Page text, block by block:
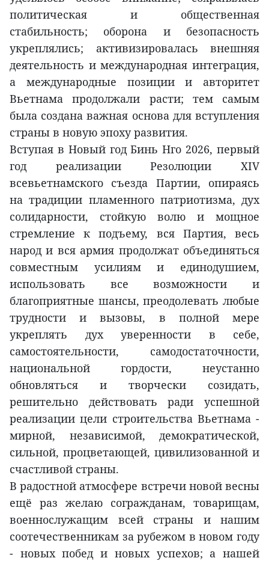
политическая и общественная
стабильность; оборона и безопасность
укреплялись; активизировалась внешняя
деятельность и международная интеграция,
а международные позиции и авторитет
Вьетнама продолжали расти; тем самым
была создана важная основа для вступления
страны в новую эпоху развития.
Вступая в Новый год Бинь Нго 2026, первый
год реализации Резолюции XIV
всевьетнамского съезда Партии, опираясь
на традиции пламенного патриотизма, дух
солидарности, стойкую волю и мощное
стремление к подъему, вся Партия, весь
народ и вся армия продолжат объединяться
совместным усилиям и единодушием,
использовать все возможности и
благоприятные шансы, преодолевать любые
трудности и вызовы, в полной мере
укреплять дух уверенности в себе,
самостоятельности, самодостаточности,
национальной гордости, неустанно
обновляться и творчески созидать,
решительно действовать ради успешной
реализации цели строительства Вьетнама -
мирной, независимой, демократической,
сильной, процветающей, цивилизованной и
счастливой страны.
В радостной атмосфере встречи новой весны
ещё раз желаю согражданам, товарищам,
военнослужащим всей страны и нашим
соотечественникам за рубежом в новом году
- новых побед и новых успехов; а нашей